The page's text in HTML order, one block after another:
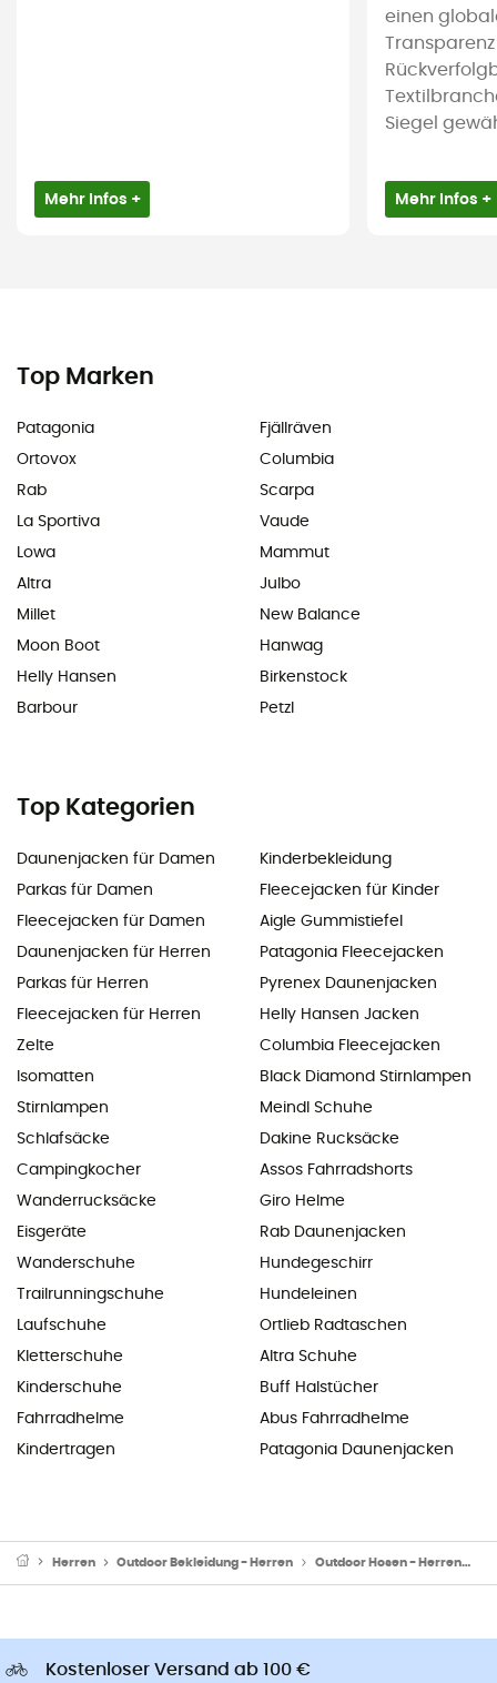
Mehr Infos +
einen
Siegel
Mehr Infos +
Top Marken
Patagonia
Ortovox
Rab
La Sportiva
Lowa
Altra
Millet
Moon Boot
Helly Hansen
Barbour
Fjällräven
Columbia
Scarpa
Vaude
Mammut
Julbo
New Balance
Hanwag
Birkenstock
Petzl
Top Kategorien
Daunenjacken für Damen
Parkas für Damen
Fleecejacken für Damen
Daunenjacken für Herren
Parkas für Herren
Fleecejacken für Herren
Zelte
Isomatten
Stirnlampen
Schlafsäcke
Campingkocher
Wanderrucksäcke
Eisgeräte
Wanderschuhe
Trailrunningschuhe
Laufschuhe
Kletterschuhe
Kinderschuhe
Fahrradhelme
Kindertragen
Kinderbekleidung
Fleecejacken für Kinder
Aigle Gummistiefel
Patagonia Fleecejacken
Pyrenex Daunenjacken
Helly Hansen Jacken
Columbia Fleecejacken
Black Diamond Stirnlampen
Meindl Schuhe
Dakine Rucksäcke
Assos Fahrradshorts
Giro Helme
Rab Daunenjacken
Hundegeschirr
Hundeleinen
Ortlieb Radtaschen
Altra Schuhe
Buff Halstücher
Abus Fahrradhelme
Patagonia Daunenjacken
Herren Outdoor Bekleidung - Herren Outdoor Hosen - Herren
Kostenloser Versand ab 100 €